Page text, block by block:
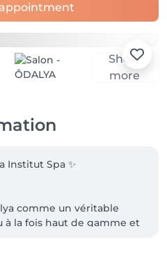
Show
more
Institut Spa ✨
comme un véritable
à la fois haut de gamme et